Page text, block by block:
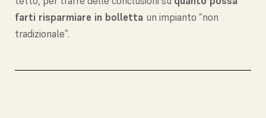
farti risparmiare in bolletta un impianto “non
tradizionale”.